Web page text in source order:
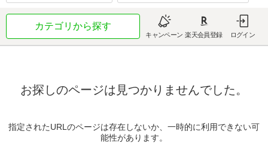
カテゴリから探す
キャンペーン 楽天会員登録 ログイン
お探しのページは見つかりませんでした。
指定されたURLのページは存在しないか、一時的に利用できない可
能性があります。